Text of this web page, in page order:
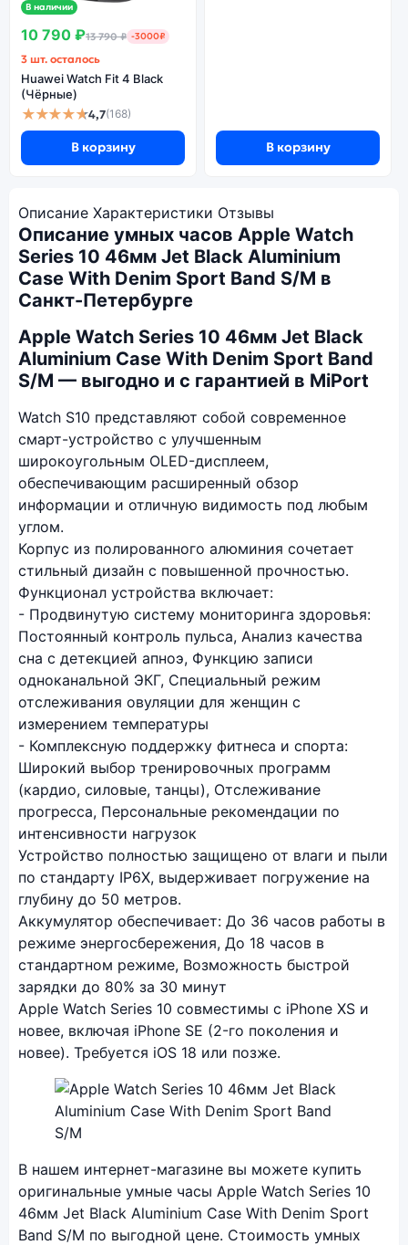
В наличии
10 790 ₽13 790 ₽ -3000₽
3 шт. осталось
Huawei Watch Fit 4 Black
(Чёрные)
★★★★★4,7(168)
В корзину В корзину
Описание Характеристики Отзывы
Описание умных часов Apple Watch
Series 10 46мм Jet Black Aluminium
Case With Denim Sport Band S/M в
Санкт-Петербурге
Apple Watch Series 10 46мм Jet Black
Aluminium Case With Denim Sport Band
S/M — выгодно и с гарантией в MiPort
Watch S10 представляют собой современное
смарт-устройство с улучшенным
широкоугольным OLED-дисплеем,
обеспечивающим расширенный обзор
информации и отличную видимость под любым
углом.
Корпус из полированного алюминия сочетает
стильный дизайн с повышенной прочностью.
Функционал устройства включает:
- Продвинутую систему мониторинга здоровья:
Постоянный контроль пульса, Анализ качества
сна с детекцией апноэ, Функцию записи
одноканальной ЭКГ, Специальный режим
отслеживания овуляции для женщин с
измерением температуры
- Комплексную поддержку фитнеса и спорта:
Широкий выбор тренировочных программ
(кардио, силовые, танцы), Отслеживание
прогресса, Персональные рекомендации по
интенсивности нагрузок
Устройство полностью защищено от влаги и пыли
по стандарту IP6X, выдерживает погружение на
глубину до 50 метров.
Аккумулятор обеспечивает: До 36 часов работы в
режиме энергосбережения, До 18 часов в
стандартном режиме, Возможность быстрой
зарядки до 80% за 30 минут
Apple Watch Series 10 совместимы с iPhone XS и
новее, включая iPhone SE (2-го поколения и
новее). Требуется iOS 18 или позже.
В нашем интернет-магазине вы можете купить
оригинальные умные часы Apple Watch Series 10
46мм Jet Black Aluminium Case With Denim Sport
Band S/M по выгодной цене. Стоимость умных